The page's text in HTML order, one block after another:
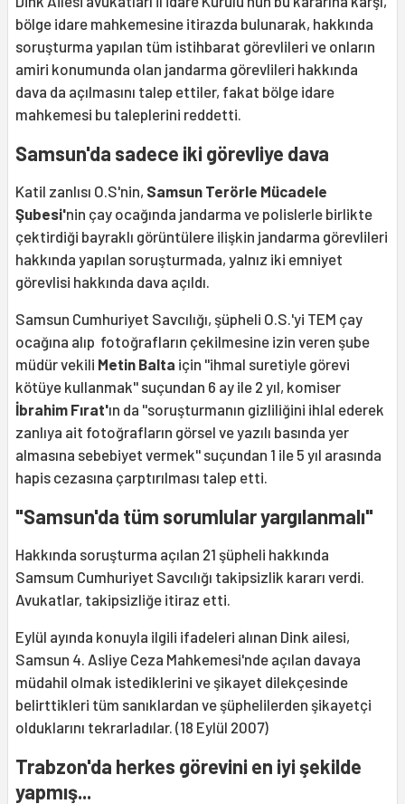
bölge idare mahkemesine itirazda bulunarak, hakkında
soruşturma yapılan tüm istihbarat görevlileri ve onların
amiri konumunda olan jandarma görevlileri hakkında
dava da açılmasını talep ettiler, fakat bölge idare
mahkemesi bu taleplerini reddetti.
Samsun'da sadece iki görevliye dava
Katil zanlısı O.S'nin, Samsun Terörle Mücadele
Şubesi'nin çay ocağında jandarma ve polislerle birlikte
çektirdiği bayraklı görüntülere ilişkin jandarma görevlileri
hakkında yapılan soruşturmada, yalnız iki emniyet
görevlisi hakkında dava açıldı.
Samsun Cumhuriyet Savcılığı, şüpheli O.S.'yi TEM çay
ocağına alıp fotoğrafların çekilmesine izin veren şube
müdür vekili Metin Balta için ''ihmal suretiyle görevi
kötüye kullanmak'' suçundan 6 ay ile 2 yıl, komiser
İbrahim Fırat'ın da ''soruşturmanın gizliliğini ihlal ederek
zanlıya ait fotoğrafların görsel ve yazılı basında yer
almasına sebebiyet vermek'' suçundan 1 ile 5 yıl arasında
hapis cezasına çarptırılması talep etti.
"Samsun'da tüm sorumlular yargılanmalı"
Hakkında soruşturma açılan 21 şüpheli hakkında
Samsum Cumhuriyet Savcılığı takipsizlik kararı verdi.
Avukatlar, takipsizliğe itiraz etti.
Eylül ayında konuyla ilgili ifadeleri alınan Dink ailesi,
Samsun 4. Asliye Ceza Mahkemesi'nde açılan davaya
müdahil olmak istediklerini ve şikayet dilekçesinde
belirttikleri tüm sanıklardan ve şüphelilerden şikayetçi
olduklarını tekrarladılar. (18 Eylül 2007)
Trabzon'da herkes görevini en iyi şekilde
yapmış...